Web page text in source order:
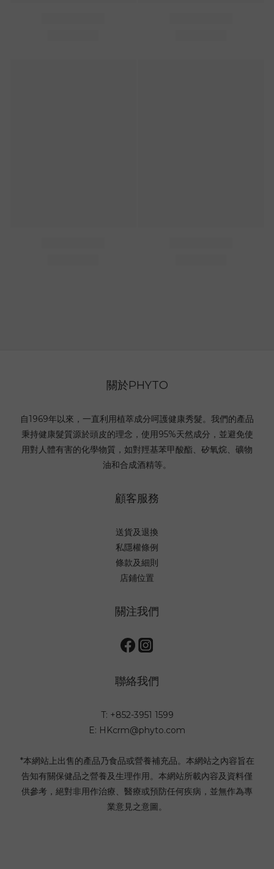
關於PHYTO
自1969年以來，一直利用植萃成分呵護健康秀髮。我們的產品
秉持健康髮質源於頭皮的理念，使用95%天然成分，並避免使
用對人體有害的化學物質，如對羥基苯甲酸酯、矽氧烷、礦物
油和合成酒精等。
顧客服務
送貨及退換
私隱權條例
條款及細則
店鋪位置
關注我們
聯絡我們
T: +852-3951 1599
E: HKcrm@phyto.com
*本網站上出售的產品乃食品或營養補充品。本網站之內容旨在
告知有關保健品之營養及生理作用。本網站所載內容及資料僅
供參考，絕對非用作治療、醫療或預防任何疾病，並無作為專
業意見之意圖。